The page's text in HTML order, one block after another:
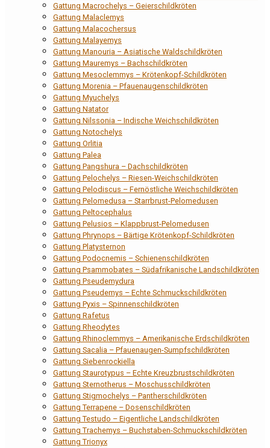
Gattung Macrochelys – Geierschildkröten
Gattung Malaclemys
Gattung Malacochersus
Gattung Malayemys
Gattung Manouria – Asiatische Waldschildkröten
Gattung Mauremys – Bachschildkröten
Gattung Mesoclemmys – Krötenkopf-Schildkröten
Gattung Morenia – Pfauenaugenschildkröten
Gattung Myuchelys
Gattung Natator
Gattung Nilssonia – Indische Weichschildkröten
Gattung Notochelys
Gattung Orlitia
Gattung Palea
Gattung Pangshura – Dachschildkröten
Gattung Pelochelys – Riesen-Weichschildkröten
Gattung Pelodiscus – Fernöstliche Weichschildkröten
Gattung Pelomedusa – Starrbrust-Pelomedusen
Gattung Peltocephalus
Gattung Pelusios – Klappbrust-Pelomedusen
Gattung Phrynops – Bärtige Krötenkopf-Schildkröten
Gattung Platysternon
Gattung Podocnemis – Schienenschildkröten
Gattung Psammobates – Südafrikanische Landschildkröten
Gattung Pseudemydura
Gattung Pseudemys – Echte Schmuckschildkröten
Gattung Pyxis – Spinnenschildkröten
Gattung Rafetus
Gattung Rheodytes
Gattung Rhinoclemmys – Amerikanische Erdschildkröten
Gattung Sacalia – Pfauenaugen-Sumpfschildkröten
Gattung Siebenrockiella
Gattung Staurotypus – Echte Kreuzbrustschildkröten
Gattung Sternotherus – Moschusschildkröten
Gattung Stigmochelys – Pantherschildkröten
Gattung Terrapene – Dosenschildkröten
Gattung Testudo – Eigentliche Landschildkröten
Gattung Trachemys – Buchstaben-Schmuckschildkröten
Gattung Trionyx